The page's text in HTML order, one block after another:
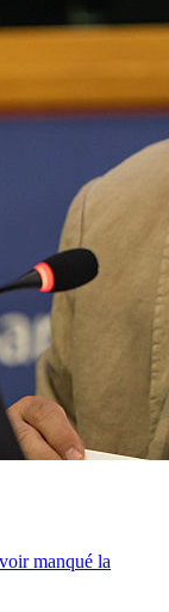
manqué la